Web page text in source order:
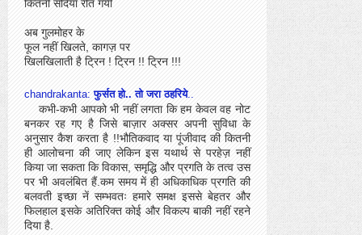
कितनी सदियाँ रीत गयी
अब गुलमोहर के
फूल नहीं खिलते, कागज़ पर
खिलखिलाती है ट्रिन ! ट्रिन !! ट्रिन !!!
chandrakanta:फुर्सत हो.. तो जरा ठहरिये..
कभी-कभी आपको भी नहीं लगता कि हम केवल वह नोट
बनकर रह गए है जिसे बाज़ार अक्सर अपनी सुविधा के
अनुसार कैश करता है !!भौतिकवाद या पूंजीवाद की कितनी
ही आलोचना की जाए लेकिन इस यथार्थ से परहेज़ नहीं
किया जा सकता कि विकास, समृद्धि और प्रगति के तत्व उस
पर भी अवलंबित हैं.कम समय में ही अधिकाधिक प्रगति की
बलवती इच्छा नें सम्भवतः हमारे समक्ष इससे बेहतर और
फिलहाल इसके अतिरिक्त कोई और विकल्प बाकी नहीं रहने
दिया है.